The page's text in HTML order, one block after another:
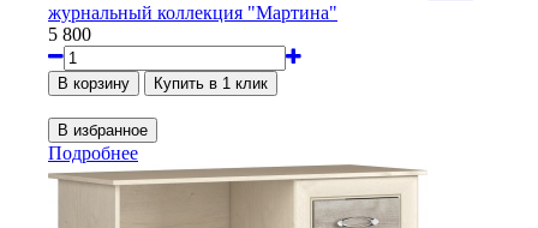
журнальный коллекция "Мартина"
5 800
Подробнее